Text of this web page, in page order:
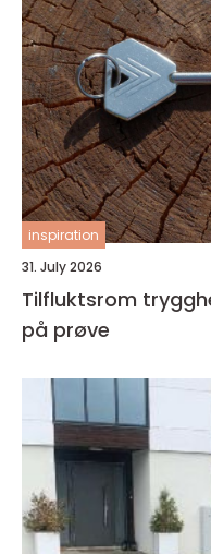
inspiration
31. July 2026
Tilfluktsrom trygghet når samfunnet settes
på prøve